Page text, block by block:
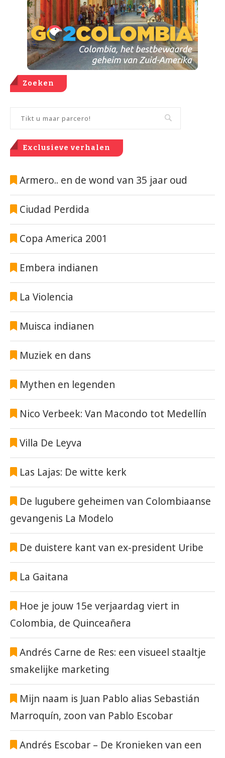
Zoeken
Exclusieve verhalen
Armero.. en de wond van 35 jaar oud
Ciudad Perdida
Copa America 2001
Embera indianen
La Violencia
Muisca indianen
Muziek en dans
Mythen en legenden
Nico Verbeek: Van Macondo tot Medellín
Villa De Leyva
Las Lajas: De witte kerk
De lugubere geheimen van Colombiaanse
gevangenis La Modelo
De duistere kant van ex-president Uribe
La Gaitana
Hoe je jouw 15e verjaardag viert in
Colombia, de Quinceañera
Andrés Carne de Res: een visueel staaltje
smakelijke marketing
Mijn naam is Juan Pablo alias Sebastián
Marroquín, zoon van Pablo Escobar
Andrés Escobar – De Kronieken van een